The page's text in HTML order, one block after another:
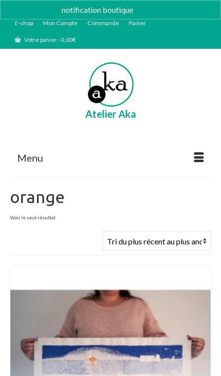
notification boutique
E-shop Mon Compte Commande Panier
Votre panier-0,00€
Atelier Aka
Menu
orange
Voici le seul résultat